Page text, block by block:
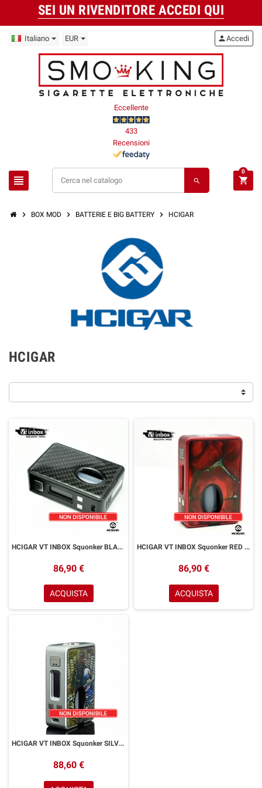
SEI UN RIVENDITORE ACCEDI QUI
Italiano EUR
Eccellente
433
Recensioni
view_headline search
personAccedi
shopping_cart
0
chevron_right BOX MOD chevron_right BATTERIE E BIG BATTERY chevron_right HCIGAR
HCIGAR
HCIGAR VT INBOX Squonker BLACK Solo Box 75watt Dna Evolv
86,90 €
ACQUISTA
HCIGAR VT INBOX Squonker RED Solo Box 75watt Dna Evolv
86,90 €
ACQUISTA
HCIGAR VT INBOX Squonker SILVER Solo Box 75watt Dna Evolv
88,60 €